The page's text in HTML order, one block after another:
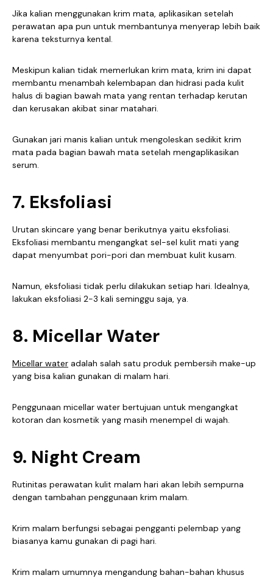
Jika kalian menggunakan krim mata, aplikasikan setelah
perawatan apa pun untuk membantunya menyerap lebih baik
karena teksturnya kental.
Meskipun kalian tidak memerlukan krim mata, krim ini dapat
membantu menambah kelembapan dan hidrasi pada kulit
halus di bagian bawah mata yang rentan terhadap kerutan
dan kerusakan akibat sinar matahari.
Gunakan jari manis kalian untuk mengoleskan sedikit krim
mata pada bagian bawah mata setelah mengaplikasikan
serum.
7. Eksfoliasi
Urutan skincare yang benar berikutnya yaitu eksfoliasi.
Eksfoliasi membantu mengangkat sel-sel kulit mati yang
dapat menyumbat pori-pori dan membuat kulit kusam.
Namun, eksfoliasi tidak perlu dilakukan setiap hari. Idealnya,
lakukan eksfoliasi 2-3 kali seminggu saja, ya.
8. Micellar Water
Micellar water adalah salah satu produk pembersih make-up
yang bisa kalian gunakan di malam hari.
Penggunaan micellar water bertujuan untuk mengangkat
kotoran dan kosmetik yang masih menempel di wajah.
9. Night Cream
Rutinitas perawatan kulit malam hari akan lebih sempurna
dengan tambahan penggunaan krim malam.
Krim malam berfungsi sebagai pengganti pelembap yang
biasanya kamu gunakan di pagi hari.
Krim malam umumnya mengandung bahan-bahan khusus